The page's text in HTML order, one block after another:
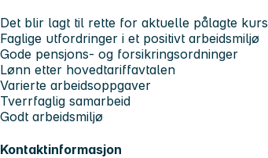
Det blir lagt til rette for aktuelle pålagte kurs
Faglige utfordringer i et positivt arbeidsmiljø
Gode pensjons- og forsikringsordninger
Lønn etter hovedtariffavtalen
Varierte arbeidsoppgaver
Tverrfaglig samarbeid
Godt arbeidsmiljø
Kontaktinformasjon